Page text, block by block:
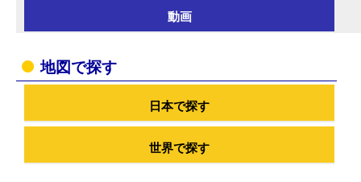
動画
地図で探す
日本で探す
世界で探す